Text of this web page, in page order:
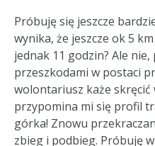
Próbuję się jeszcze
wynika, że jeszcze ok 5
jednak 11 godzin? Ale
przeszkodami w postaci
wolontariusz każe
przypomina mi się profil
górka! Znowu
zbieg i podbieg. Próbuję